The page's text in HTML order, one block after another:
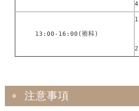
13:00-16:00(術科)
注意事項